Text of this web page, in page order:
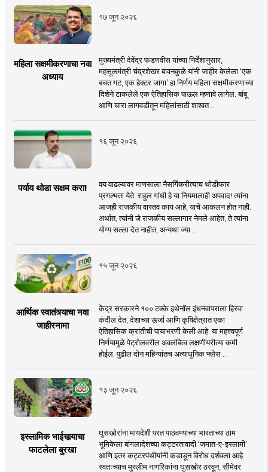
१७ जून २०२६
महिला सक्षमीकरणाचा नवा
अध्याय
मुख्यमंत्री देवेंद्र फडणवीस यांच्या निर्देशानुसार,
महसूलमंत्री चंद्रशेखर बावनकुळे यांनी जाहीर केलेला ‘एक
बचत गट, एक हेक्टर जागा’ हा निर्णय महिला सक्षमीकरणाच्या
दिशेने टाकलेले एक ऐतिहासिक पाऊल म्हणावे लागेल. बांबू
आणि चारा लागवडीतून महिलांसाठी शाश्वत ..
१६ जून २०२६
पर्याय थोडा सक्षम करा!
वय वाढल्यावर माणसाला नैसर्गिकरीत्याच थोडीफार
प्रगल्भता येते. राहुल गांधी हे या नियमालाही अपवाद! त्यांना
आजही राजकीय वास्तव काय आहे, याचे आकलन होत नाही.
अर्थात, त्यांनी जे राजकीय सल्लागार नेमले आहेत, ते त्यांना
योग्य सल्ला देत नाहीत, अन्यथा ज्या ..
१५ जून २०२६
आर्थिक स्वातंत्र्याचा नवा
जाहीरनामा
केंद्र सरकारने १०० टक्के इथेनॉल इंधनवापराला हिरवा
कंदील देत, देशाच्या ऊर्जा आणि कृषिक्षेत्रात एका
ऐतिहासिक क्रांतीची पायाभरणी केली आहे. या महत्त्वपूर्ण
निर्णयामुळे पेट्रोलवरील अवलंबित्व लक्षणीयरीत्या कमी
होईल. पुढील दोन महिन्यांतच अत्याधुनिक फ्लेस ..
१३ जून २०२६
इस्लामिक भाईचार्‍याचा
फाटलेला बुरखा
घुसखोरांना मायदेशी परत पाठवण्याच्या भारताच्या ठाम
भूमिकेला बांगलादेशच्या कट्टरतावादी ‘जमात-ए-इस्लामी’
आणि इतर कट्टरपंथीयांनी कडाडून विरोध दर्शवला आहे.
स्वतःच्याच मुस्लीम नागरिकांना घुसखोर ठरवून, सीमेवर